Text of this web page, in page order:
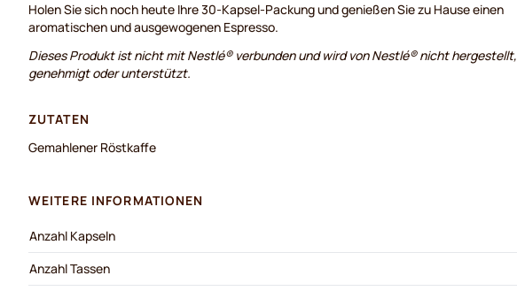
Holen Sie sich noch heute Ihre 30-Kapsel-Packung und genießen Sie zu Hause einen
aromatischen und ausgewogenen Espresso.
Dieses Produkt ist nicht mit Nestlé® verbunden und wird von Nestlé® nicht hergestellt,
genehmigt oder unterstützt.
ZUTATEN
Gemahlener Röstkaffe
WEITERE INFORMATIONEN
Anzahl Kapseln
Anzahl Tassen